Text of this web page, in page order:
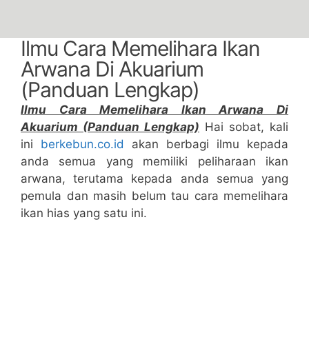
Ilmu Cara Memelihara Ikan
Arwana Di Akuarium
(Panduan Lengkap)
Ilmu Cara Memelihara Ikan Arwana Di
Akuarium (Panduan Lengkap) Hai sobat, kali
ini berkebun.co.id akan berbagi ilmu kepada
anda semua yang memiliki peliharaan ikan
arwana, terutama kepada anda semua yang
pemula dan masih belum tau cara memelihara
ikan hias yang satu ini.